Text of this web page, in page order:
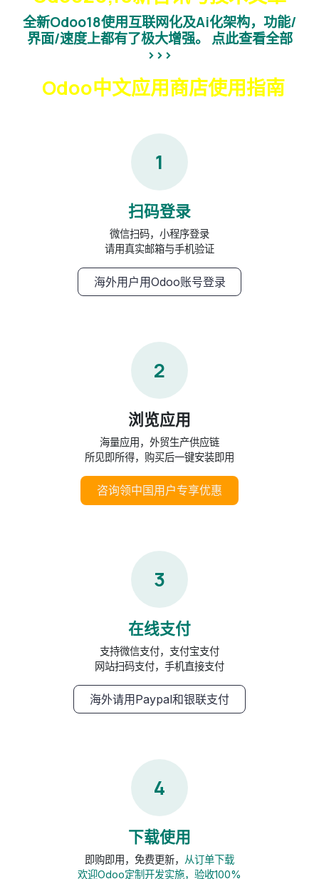
全新Odoo18使用互联网化及Ai化架构，功能/
界面/速度上都有了极大增强。
点此查看全部
>>>
Odoo中文应用商店使用指南
1
扫码登录
微信扫码，小程序登录
请用真实邮箱与手机验证
海外用户用Odoo账号登录
2
浏览应用
海量应用，外贸生产供应链
所见即所得，购买后一键安装即用
咨询领中国用户专享优惠​​​​​​​​​​
3
在线支付
支持微信支付，支付宝支付
网站扫码支付，手机直接支付
海外请用Paypal和银联支付
4
下载使用
即购即用，免费更新， 从订单下载
欢迎Odoo定制开发实施，验收100%